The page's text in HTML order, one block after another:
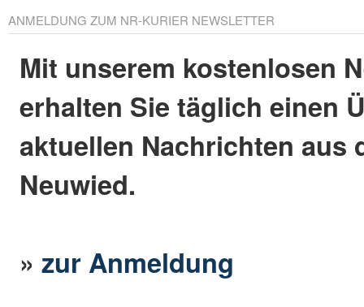
ANMELDUNG ZUM NR-KURIER NEWSLETTER
Mit unserem kostenlosen
erhalten Sie täglich einen
aktuellen Nachrichten aus
Neuwied.
»zur Anmeldung